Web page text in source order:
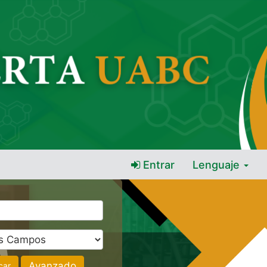
Entrar Lenguaje